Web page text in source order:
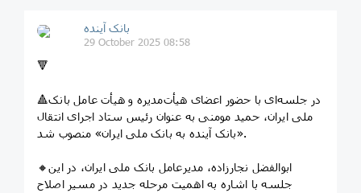
بانک آینده
29 October 2025 08:58
🔻
🔺در جلسه‌ای با حضور اعضای هیأت‌مدیره و هیأت عامل بانک
ملی ایران، حمید مومنی به عنوان رئیس ستاد اجرای انتقال
«بانک آینده به بانک ملی ایران» منصوب شد.
🔸ابوالفضل نجارزاده، مدیرعامل بانک ملی ایران، در این
جلسه با اشاره به اهمیت مرحله جدید در مسیر اصلاح